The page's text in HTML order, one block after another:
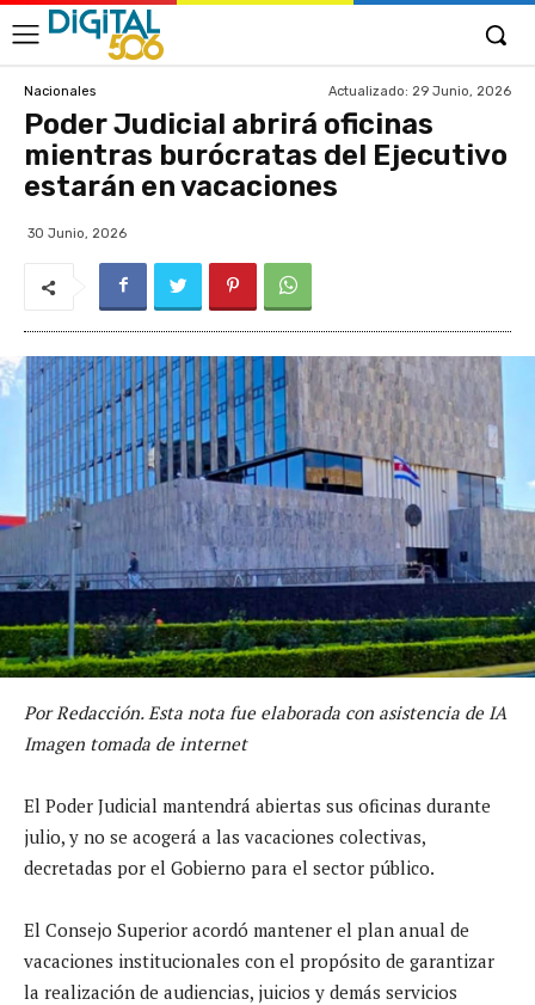
Nacionales Actualizado: 29 Junio, 2026
Poder Judicial abrirá oficinas
mientras burócratas del Ejecutivo
estarán en vacaciones
30 Junio, 2026
Por Redacción. Esta nota fue elaborada con asistencia de IA
Imagen tomada de internet
El Poder Judicial mantendrá abiertas sus oficinas durante
julio, y no se acogerá a las vacaciones colectivas,
decretadas por el Gobierno para el sector público.
El Consejo Superior acordó mantener el plan anual de
vacaciones institucionales con el propósito de garantizar
la realización de audiencias, juicios y demás servicios